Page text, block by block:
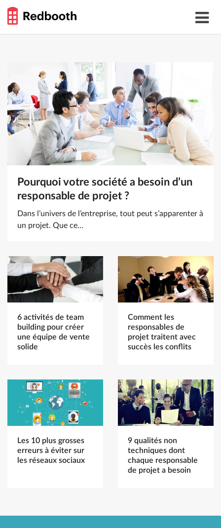
content
Toggle
GUIDE
Pourquoi votre société a besoin d’un
responsable de projet ?
Dans l’univers de l’entreprise, tout peut s’apparenter à
un projet. Que ce…
6 activités de team
building pour créer
une équipe de vente
solide
Comment les
responsables de
projet traitent avec
succès les conflits
Les 10 plus grosses
erreurs à éviter sur
les réseaux sociaux
9 qualités non
techniques dont
chaque responsable
de projet a besoin